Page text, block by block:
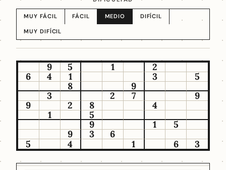
MUY FÁCIL FÁCIL MEDIO DIFÍCIL
MUY DIFÍCIL
9 5 1
2
6
4 1 3
5
8
9
3
2 7
9
9
2 8
4
1
5
9
1
5
9
3
6
5
4 1 6 3